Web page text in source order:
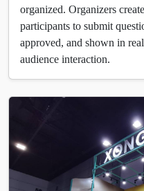
organized. Organizers
participants to submit
approved, and shown in
audience interaction.